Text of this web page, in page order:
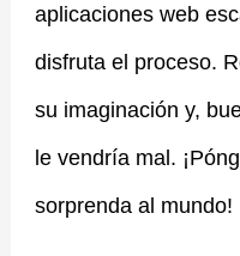
aplicaciones web
disfruta el proceso.
su imaginación y,
le vendría mal.
sorprenda al mundo!